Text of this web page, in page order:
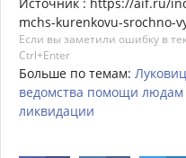
mchs-kurenkovu-srochno-
Если вы заметили ошибку в
Ctrl+Enter
Больше по темам:
ведомства помощи людам
ликвидации